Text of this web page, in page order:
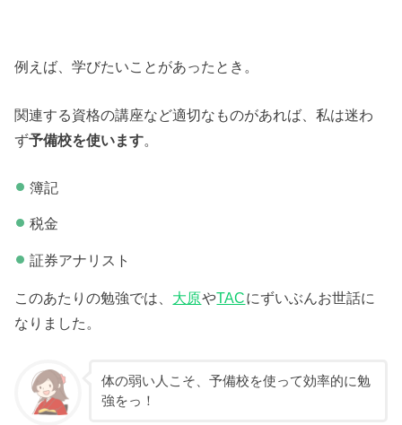
例えば、学びたいことがあったとき。
関連する資格の講座など適切なものがあれば、私は迷わ
ず予備校を使います。
簿記
税金
証券アナリスト
このあたりの勉強では、 大原やTACにずいぶんお世話に
なりました。
体の弱い人こそ、予備校を使って効率的に勉
強をっ！